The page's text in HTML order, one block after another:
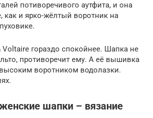
потиворечивого аутфита, и она
как и ярко-жёлтый воротник на
Voltaire гораздо спокойнее. Шапка не
противоречит ему. А её вышивка
воротником водолазки.
шапки – вязание